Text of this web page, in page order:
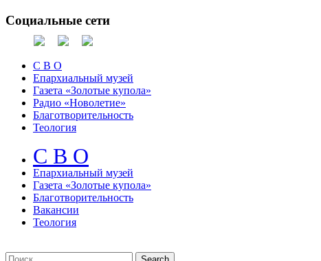
Социальные сети
С В О
Епархиальный музей
Газета «Золотые купола»
Радио «Новолетие»
Благотворительность
Теология
С В О
Епархиальный музeй
Газета «Золотые купола»
Благотворительность
Вакансии
Теология